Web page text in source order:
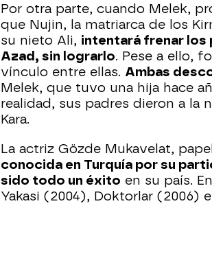
Por otra parte, cuando Melek,
que Nujin, la matriarca de los
su nieto Ali, intentará frenar los
Azad, sin lograrlo. Pese a ello,
vínculo entre ellas. Ambas
Melek, que tuvo una hija hace
realidad, sus padres dieron a la
Kara.
La actriz Gözde Mukavelat,
conocida en Turquía por su
sido todo un éxito en su país.
Yakasi (2004), Doktorlar (2006)